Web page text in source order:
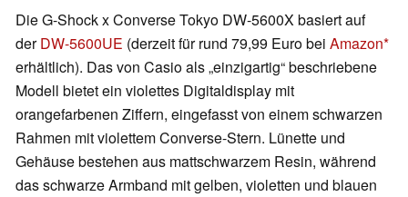
Die G-Shock x Converse Tokyo DW-5600X basiert auf
derDW-5600UE (derzeit für rund 79,99 Euro bei Amazon
erhältlich). Das von Casio als „einzigartig“ beschriebene
Modell bietet ein violettes Digitaldisplay mit
orangefarbenen Ziffern, eingefasst von einem schwarzen
Rahmen mit violettem Converse-Stern. Lünette und
Gehäuse bestehen aus mattschwarzem Resin, während
das schwarze Armband mit gelben, violetten und blauen